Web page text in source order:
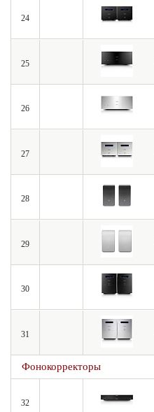
24
25
26
27
28
29
30
31
Фонокорректоры
32